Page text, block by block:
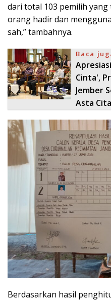
dari total 103 pemilih
orang hadir dan
sah,” tambahnya.
Baca
Cinta',
Jember
Asta Cita
Berdasarkan hasil